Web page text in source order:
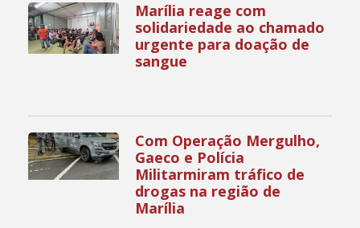
Marília reage com
solidariedade ao chamado
urgente para doação de
sangue
Com Operação Mergulho,
Gaeco e Polícia
Militarmiram tráfico de
drogas na região de
Marília